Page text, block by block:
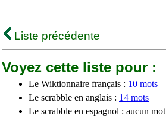
Liste précédente
Voyez cette liste pour :
Le Wiktionnaire français : 10 mots
Le scrabble en anglais : 14 mots
Le scrabble en espagnol : aucun mot